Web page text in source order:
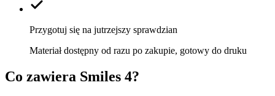
Przygotuj się na jutrzejszy sprawdzian
Materiał dostępny od razu po zakupie, gotowy do druku
Co zawiera Smiles 4?